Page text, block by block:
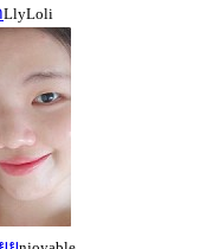
LlyLoli